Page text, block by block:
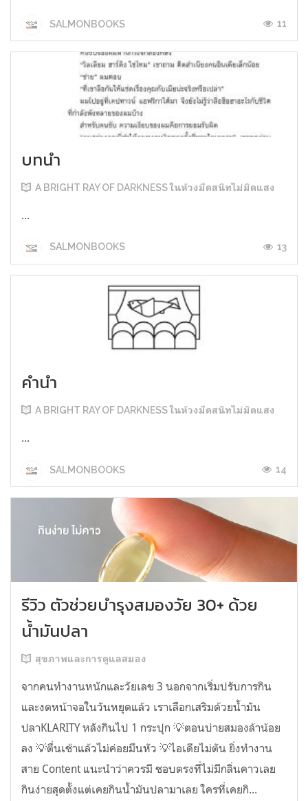
SALMONBOOKS 11
บทนำ
A BRIGHT RAY OF DARKNESS ในห้วงมืดสนิทไม่มิดแสง
...
SALMONBOOKS 13
คำนำ
A BRIGHT RAY OF DARKNESS ในห้วงมืดสนิทไม่มิดแสง
...
SALMONBOOKS 14
รีวิว ตัวช่วยบำรุงสมองวัย 30+ ด้วย
น้ำมันปลา
สุขภาพและการดูแลสมอง
จากคนทำงานหนักและวัยเลข 3 นอกจากเริ่มปรับการกิน
และงดหน้าจอในวันหยุดแล้ว เราเลือกเสริมด้วยน้ำมัน
ปลาKLARITY หลังกินไป 1 กระปุก 💡ตอนบ่ายสมองล้าน้อย
ลง 💡ตื่นเช้าแล้วไม่ค่อยมึนหัว 💡ไอเดียไม่ตัน ยิ่งทำงาน
สาย Content แนะนำว่าควรมี ชอบตรงที่ไม่มีกลิ่นคาวเลย
กินง่ายสุดตั้งแต่เคยกินน้ำมันปลามาเลย ใครที่เคยกิ...